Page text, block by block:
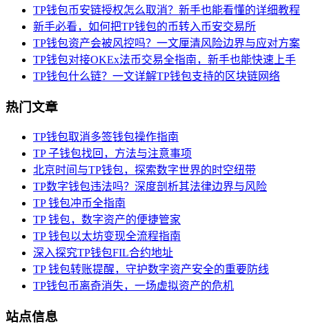
TP钱包币安链授权怎么取消？新手也能看懂的详细教程
新手必看，如何把TP钱包的币转入币安交易所
TP钱包资产会被风控吗？一文厘清风险边界与应对方案
TP钱包对接OKEx法币交易全指南，新手也能快速上手
TP钱包什么链？一文详解TP钱包支持的区块链网络
热门文章
TP钱包取消多签钱包操作指南
TP 子钱包找回，方法与注意事项
北京时间与TP钱包，探索数字世界的时空纽带
TP数字钱包违法吗？深度剖析其法律边界与风险
TP 钱包冲币全指南
TP 钱包，数字资产的便捷管家
TP 钱包以太坊变现全流程指南
深入探究TP钱包FIL合约地址
TP 钱包转账提醒，守护数字资产安全的重要防线
TP钱包币离奇消失，一场虚拟资产的危机
站点信息